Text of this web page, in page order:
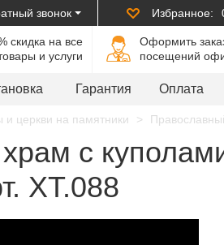
звонок Избранное:
cкидка на все
и услуги
Оформить
посещений
Гарантия Оплата
и церкви на памятники
с
XT.088